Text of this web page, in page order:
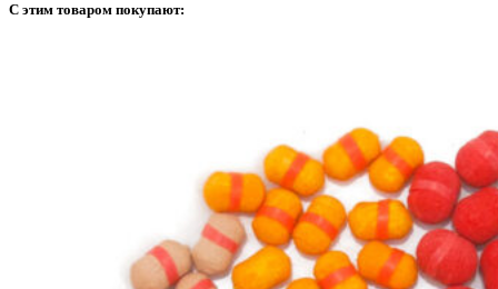
С этим товаром покупают: